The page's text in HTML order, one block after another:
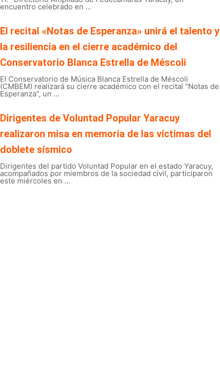
encuentro celebrado en ...
El recital «Notas de Esperanza» unirá el talento y
la resiliencia en el cierre académico del
Conservatorio Blanca Estrella de Méscoli
El Conservatorio de Música Blanca Estrella de Méscoli
(CMBEM) realizará su cierre académico con el recital "Notas de
Esperanza", un ...
Dirigentes de Voluntad Popular Yaracuy
realizaron misa en memoria de las víctimas del
doblete sísmico
Dirigentes del partido Voluntad Popular en el estado Yaracuy,
acompañados por miembros de la sociedad civil, participaron
este miércoles en ...